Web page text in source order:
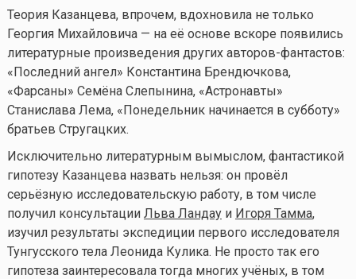
Теория Казанцева, впрочем, вдохновила не только
Георгия Михайловича — на её основе вскоре появились
литературные произведения других авторов-фантастов:
«Последний ангел» Константина Брендючкова,
«Фарсаны» Семёна Слепынина, «Астронавты»
Станислава Лема, «Понедельник начинается в субботу»
братьев Стругацких.
Исключительно литературным вымыслом, фантастикой
гипотезу Казанцева назвать нельзя: он провёл
серьёзную исследовательскую работу, в том числе
получил консультации Льва Ландауи Игоря Тамма,
изучил результаты экспедиции первого исследователя
Тунгусского тела Леонида Кулика. Не просто так его
гипотеза заинтересовала тогда многих учёных, в том